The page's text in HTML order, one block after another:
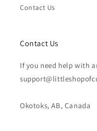
Contact Us
Contact Us
If you need help with
Okotoks, AB, Canada